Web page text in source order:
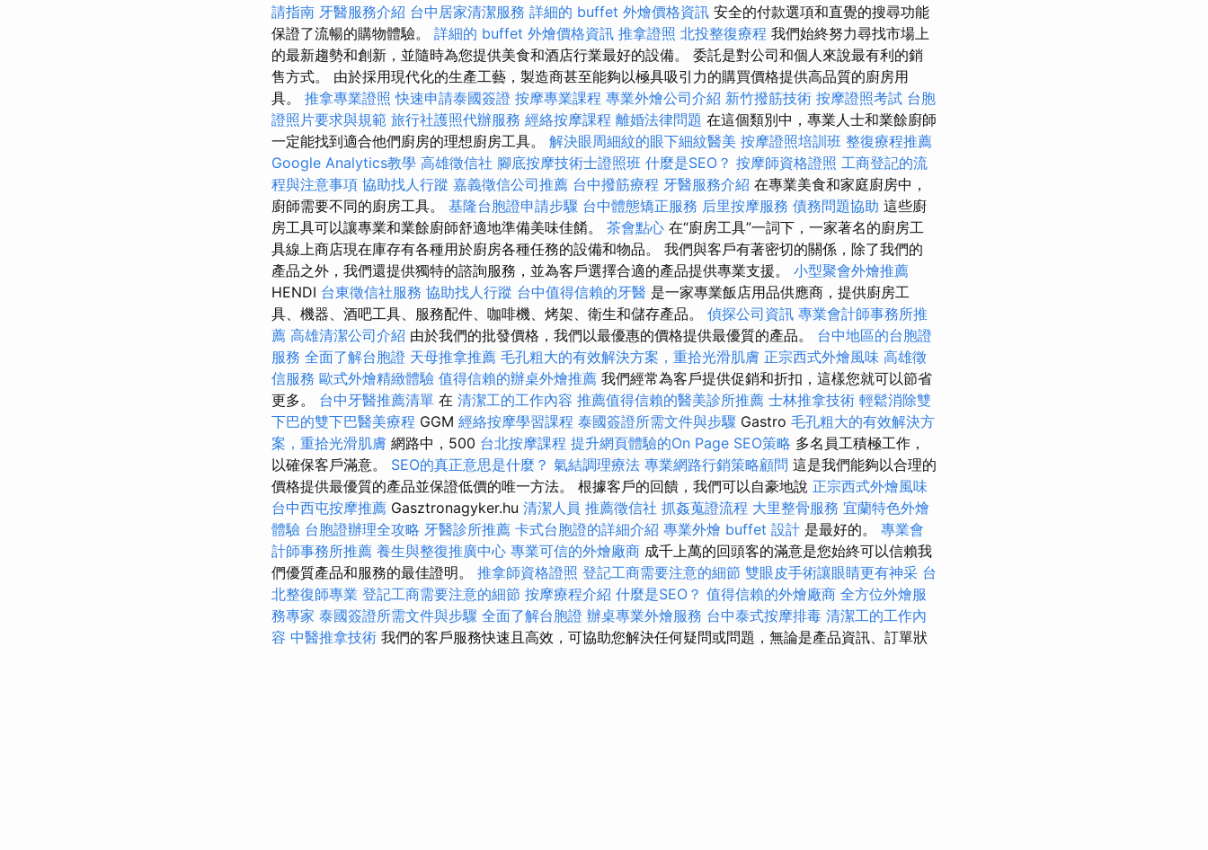
請指南 牙醫服務介紹 台中居家清潔服務 詳細的 buffet 外燴價格資訊 安全的付款選項和直覺的搜尋功能
保證了流暢的購物體驗。 詳細的 buffet 外燴價格資訊 推拿證照 北投整復療程 我們始終努力尋找市場上
的最新趨勢和創新，並隨時為您提供美食和酒店行業最好的設備。 委託是對公司和個人來說​​最有利的銷
售方式。 由於採用現代化的生產工藝，製造商甚至能夠以極具吸引力的購買價格提供高品質的廚房用
具。 推拿專業證照快速申請泰國簽證 按摩專業課程 專業外燴公司介紹 新竹撥筋技術 按摩證照考試 台胞
證照片要求與規範 旅行社護照代辦服務 經絡按摩課程 離婚法律問題 在這個類別中，專業人士和業餘廚師
一定能找到適合他們廚房的理想廚房工具。 解決眼周細紋的眼下細紋醫美 按摩證照培訓班 整復療程推薦
Google Analytics教學 高雄徵信社 腳底按摩技術士證照班 什麼是SEO？ 按摩師資格證照 工商登記的流
程與注意事項 協助找人行蹤 嘉義徵信公司推薦 台中撥筋療程 牙醫服務介紹 在專業美食和家庭廚房中，
廚師需要不同的廚房工具。 基隆台胞證申請步驟 台中體態矯正服務 后里按摩服務 債務問題協助 這些廚
房工具可以讓專業和業餘廚師舒適地準備美味佳餚。 茶會點心 在“廚房工具”一詞下，一家著名的廚房工
具線上商店現在庫存有各種用於廚房各種任務的設備和物品。 我們與客戶有著密切的關係，除了我們的
產品之外，我們還提供獨特的諮詢服務，並為客戶選擇合適的產品提供專業支援。 小型聚會外燴推薦
HENDI 台東徵信社服務 協助找人行蹤 台中值得信賴的牙醫 是一家專業飯店用品供應商，提供廚房工
具、機器、酒吧工具、服務配件、咖啡機、烤架、衛生和儲存產品。 偵探公司資訊 專業會計師事務所推
薦 高雄清潔公司介紹 由於我們的批發價格，我們以最優惠的價格提供最優質的產品。 台中地區的台胞證
服務 全面了解台胞證 天母推拿推薦 毛孔粗大的有效解決方案，重拾光滑肌膚 正宗西式外燴風味 高雄徵
信服務 歐式外燴精緻體驗 值得信賴的辦桌外燴推薦 我們經常為客戶提供促銷和折扣，這樣您就可以節省
更多。 台中牙醫推薦清單 在 清潔工的工作內容 推薦值得信賴的醫美診所推薦 士林推拿技術 輕鬆消除雙
下巴的雙下巴醫美療程 GGM 經絡按摩學習課程 泰國簽證所需文件與步驟 Gastro 毛孔粗大的有效解決方
案，重拾光滑肌膚 網路中，500 台北按摩課程 提升網頁體驗的On Page SEO策略 多名員工積極工作，
以確保客戶滿意。 SEO的真正意思是什麼？ 氣結調理療法 專業網路行銷策略顧問 這是我們能夠以合理的
價格提供最優質的產品並保證低價的唯一方法。 根據客戶的回饋，我們可以自豪地說 正宗西式外燴風味
台中西屯按摩推薦 Gasztronagyker.hu 清潔人員 推薦徵信社 抓姦蒐證流程 大里整骨服務 宜蘭特色外燴
體驗 台胞證辦理全攻略 牙醫診所推薦 卡式台胞證的詳細介紹 專業外燴 buffet 設計 是最好的。 專業會
計師事務所推薦 養生與整復推廣中心 專業可信的外燴廠商 成千上萬的回頭客的滿意是您始終可以信賴我
們優質產品和服務的最佳證明。 推拿師資格證照 登記工商需要注意的細節 雙眼皮手術讓眼睛更有神采 台
北整復師專業 登記工商需要注意的細節 按摩療程介紹 什麼是SEO？ 值得信賴的外燴廠商 全方位外燴服
務專家 泰國簽證所需文件與步驟 全面了解台胞證 辦桌專業外燴服務 台中泰式按摩排毒 清潔工的工作內
容 中醫推拿技術 我們的客戶服務快速且高效，可協助您解決任何疑問或問題，無論是產品資訊、訂單狀